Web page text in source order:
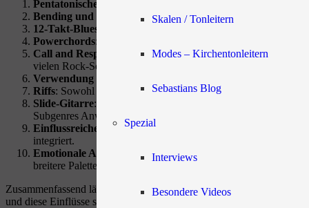
Skalen / Tonleitern
Modes – Kirchentonleitern
Sebastians Blog
Spezial
Interviews
Besondere Videos
Pentatonische Skalen
Bending und Vibrato
: Diese Techniken sind in beiden
12-Takt-Blues-Progression
Powerchords: In der Rockgitarre sind Powerchords
Call and Response
: Diese Technik, bei der eine Phrase (der
vielen Rock-Soli.
Verwendung von Verzerrung
Riffs: Sowohl im Blues als auch im Rock sind kurze,
Slide-Gitarre: Diese Technik, bei der ein Objekt (oft ein
Subgenres Anwendung.
Einflussreiche Gitarristen: Viele Rockgitarristen, darunter
integriert.
Emotionale Ausdruckskraft: Sowohl Blues als auch Rock
breitere Palette von Emotionen abdecken kann, aber oft auch
Zusammenfassend lässt sich sagen, dass Blues und Rock viele
und diese Einflüsse sind in ihrer Musik deutlich zu hören.